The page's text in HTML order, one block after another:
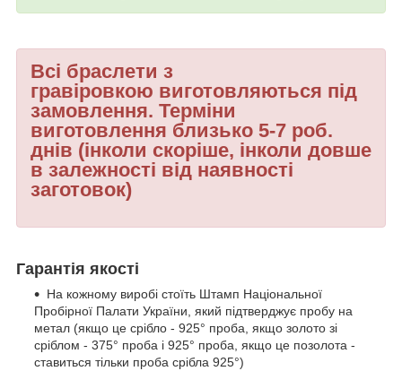
Всі браслети з
гравіровкою виготовляються під
замовлення. Терміни
виготовлення близько 5-7 роб.
днів (інколи скоріше, інколи довше
в залежності від наявності
заготовок)
Гарантія якості
На кожному виробі стоїть Штамп Національної
Пробірної Палати України, який підтверджує пробу на
метал (якщо це срібло - 925° проба, якщо золото зі
сріблом - 375° проба і 925° проба, якщо це позолота -
ставиться тільки проба срібла 925°)